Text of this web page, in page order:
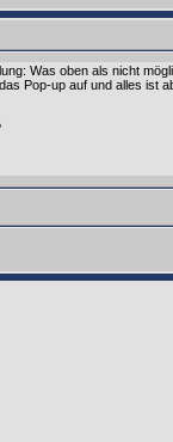
Was oben als nicht
Pop-up auf und alles ist